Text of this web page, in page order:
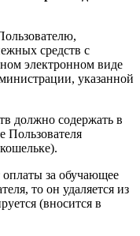
средств с
электронном виде
указанной
должно содержать в
Пользователя
оплаты за обучающее
то он удаляется из
(вносится в